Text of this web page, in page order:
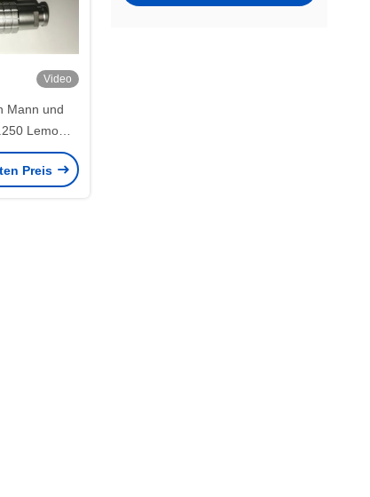
Video
Mann und
Lemo
1E
Preis